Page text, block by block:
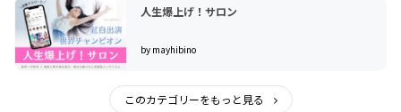
人生爆上げ！サロン
by mayhibino
このカテゴリーをもっと見る